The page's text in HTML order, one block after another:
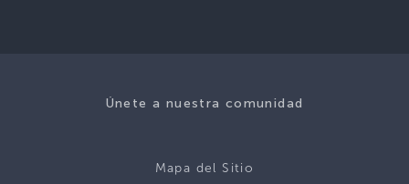
Únete a nuestra comunidad
Mapa del Sitio